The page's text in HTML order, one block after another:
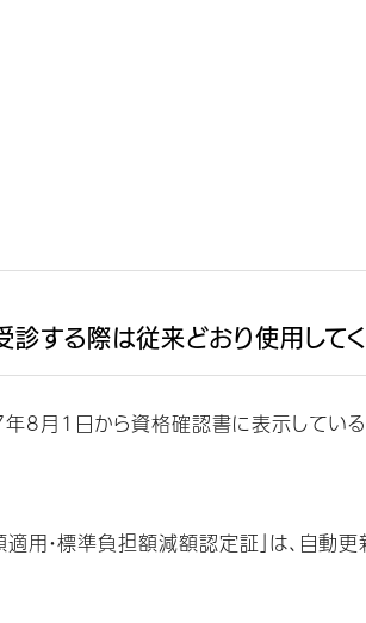
する際は従来どおり使用して
8月1日から資格確認書に表示している
用・標準負担額減額認定証」は、自動